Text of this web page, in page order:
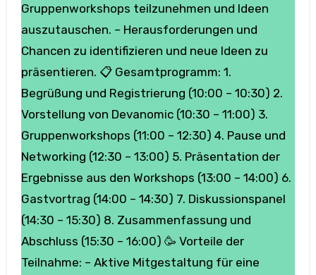
Gruppenworkshops teilzunehmen und Ideen
auszutauschen. – Herausforderungen und
Chancen zu identifizieren und neue Ideen zu
präsentieren. 📋 Gesamtprogramm: 1.
Begrüßung und Registrierung (10:00 – 10:30) 2.
Vorstellung von Devanomic (10:30 – 11:00) 3.
Gruppenworkshops (11:00 – 12:30) 4. Pause und
Networking (12:30 – 13:00) 5. Präsentation der
Ergebnisse aus den Workshops (13:00 – 14:00) 6.
Gastvortrag (14:00 – 14:30) 7. Diskussionspanel
(14:30 – 15:30) 8. Zusammenfassung und
Abschluss (15:30 – 16:00) 🥳 Vorteile der
Teilnahme: – Aktive Mitgestaltung für eine